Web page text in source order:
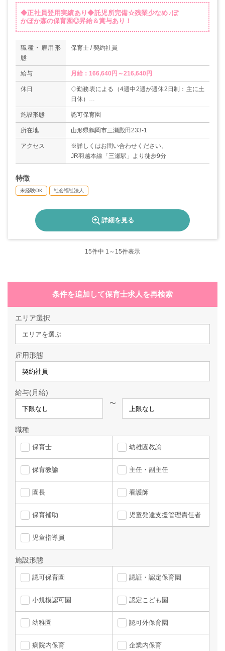
◆正社員登用実績あり◆託児所完備☆残業少なめ♪ぽ
かぽか森の保育園◎昇給＆賞与あり！
職種・雇用形
態
保育士 / 契約社員
給与 月給：166,640円～216,640円
休日
◇勤務表による（4週中2週が週休2日制：主に土
日休）
◇祝日
◇有給休暇
◇年末年始（12/29-1/3）
＊休日相談可
施設形態 認可保育園
所在地 山形県鶴岡市三瀬殿田233-1
アクセス
※詳しくはお問い合わせください。
JR羽越本線「三瀬駅」より徒歩9分
特徴
未経験OK 社会福祉法人
詳細を見る
15件中 1～15件表示
条件を追加して保育士求人を再検索
エリア選択
エリアを選ぶ
雇用形態
給与(月給)
〜
職種
保育士 幼稚園教諭
保育教諭 主任・副主任
園長 看護師
保育補助 児童発達支援管理責任者
児童指導員
施設形態
認可保育園 認証・認定保育園
小規模認可園 認定こども園
幼稚園 認可外保育園
病院内保育 企業内保育